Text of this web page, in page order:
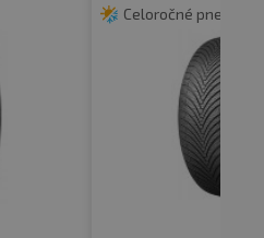
Celoročné